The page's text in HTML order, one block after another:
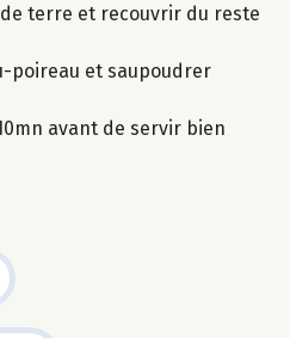
terre et recouvrir du reste
poireau et saupoudrer
avant de servir bien